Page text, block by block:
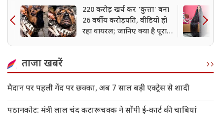
220 करोड़ खर्च कर 'कुत्ता' बना
26 वर्षीय करोड़पति, वीडियो हो
रहा वायरल; जानिए क्या है पूरा
ताजा खबरें
मैदान पर पहली गेंद पर छक्का, अब 7 साल बड़ी एक्ट्रेस से शादी
पठानकोट: मंत्री लाल चंद कटारूचक्क ने सौंपी ई-कार्ट की चाबियां